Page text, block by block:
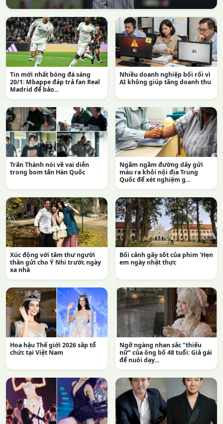
Tin mới nhất bóng đá sáng
20/1: Mbappe đáp trả fan Real
Madrid để bảo...
Nhiều doanh nghiệp bối rối vì
AI không giúp tăng doanh thu
Trấn Thành nói về vai diễn
trong bom tấn Hàn Quốc
Ngấm ngầm đường dây gửi
máu ra khỏi nội địa Trung
Quốc để xét nghiệm g...
Xúc động với tâm thư người
thân gửi cho Ý Nhi trước ngày
xa nhà
Bối cảnh gây sốt của phim 'Hẹn
em ngày nhật thực
Hoa hậu Thế giới 2026 sắp tổ
chức tại Việt Nam
Ngỡ ngàng nhan sắc "thiếu
nữ" của ông bố 48 tuổi: Giả gái
để nuôi dạy...